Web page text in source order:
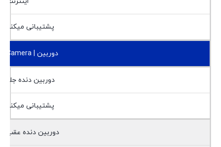
پشتیبانی میکند
دوربین | Camera
دوربین دنده جلو
پشتیبانی میکند
دوربین دنده عقب